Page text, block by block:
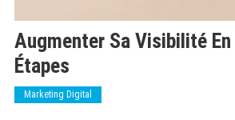
Augmenter Sa Visibilité En
Étapes
Marketing Digital